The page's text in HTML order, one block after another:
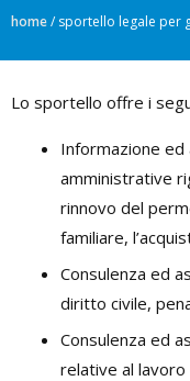
home/sportello legale per
Lo sportello offre i
Informazione ed
amministrative
rinnovo del
familiare,
Consulenza ed
diritto civile,
Consulenza ed
relative al lavoro